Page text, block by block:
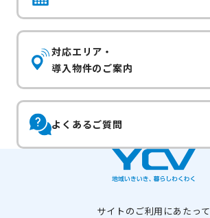
対応エリア・
導入物件のご案内
よくあるご質問
サイトのご利用にあたって